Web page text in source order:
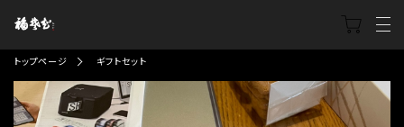
トップページ ギフトセット